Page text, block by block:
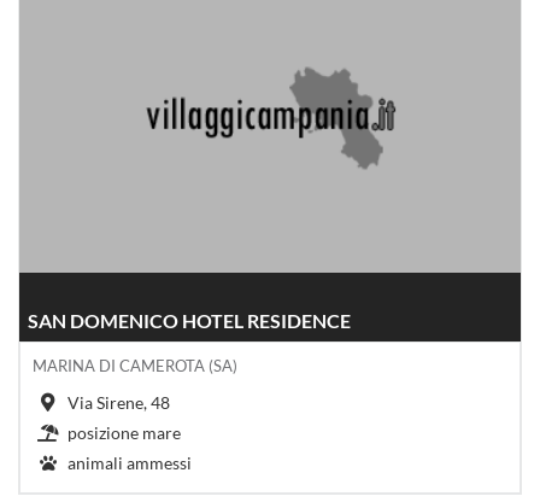
SAN DOMENICO HOTEL RESIDENCE
MARINA DI CAMEROTA (SA)
Via Sirene, 48
posizione mare
animali ammessi